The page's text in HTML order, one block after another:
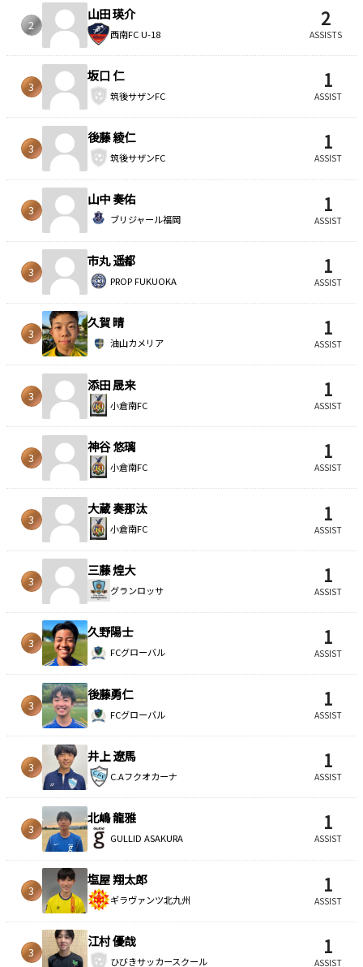
2
山田 瑛介
西南FC U-18
2
ASSISTS
3
坂口 仁
筑後サザンFC
1
ASSIST
3
後藤 綾仁
筑後サザンFC
1
ASSIST
3
山中 奏佑
ブリジャール福岡
1
ASSIST
3
市丸 遥都
PROP FUKUOKA
1
ASSIST
3
久賀 晴
油山カメリア
1
ASSIST
3
添田 晟来
小倉南FC
1
ASSIST
3
神谷 悠璃
小倉南FC
1
ASSIST
3
大蔵 奏那汰
小倉南FC
1
ASSIST
3
三藤 煌大
グランロッサ
1
ASSIST
3
久野陽士
FCグローバル
1
ASSIST
3
後藤勇仁
FCグローバル
1
ASSIST
3
井上 遼馬
C.Aフクオカーナ
1
ASSIST
3
北嶋 龍雅
GULLID ASAKURA
1
ASSIST
3
塩屋 翔太郎
ギラヴァンツ北九州
1
ASSIST
3
江村 優哉
ひびきサッカースクール
1
ASSIST